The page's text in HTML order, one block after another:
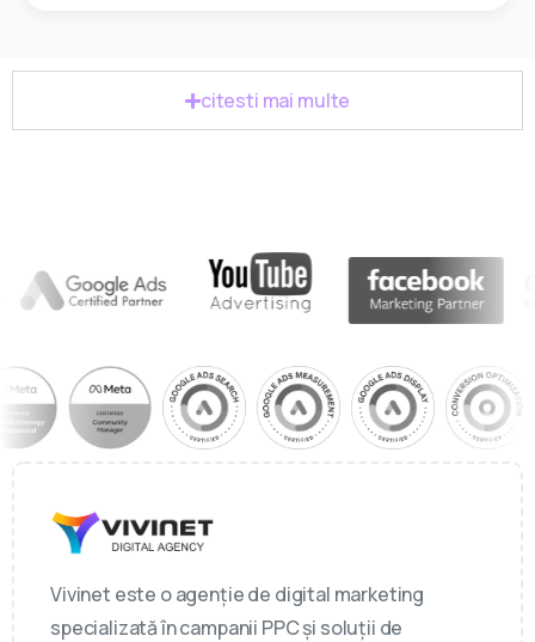
citesti mai multe
Vivinet este o agenție de digital marketing
specializată în campanii PPC și soluții de